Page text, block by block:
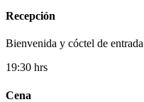
Recepción
Bienvenida y cóctel de entrada
19:30 hrs
Cena